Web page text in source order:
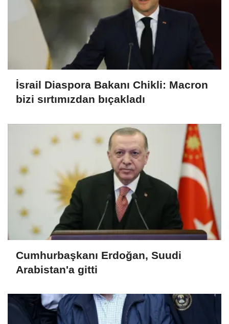
İsrail Diaspora Bakanı Chikli: Macron
bizi sırtımızdan bıçakladı
Cumhurbaşkanı Erdoğan, Suudi
Arabistan'a gitti